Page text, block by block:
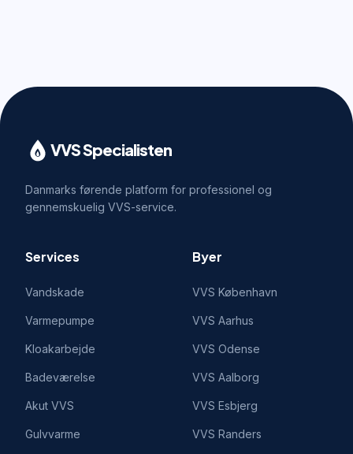
VVS Specialisten
Danmarks førende platform for professionel og
gennemskuelig VVS-service.
Services
Vandskade
Varmepumpe
Kloakarbejde
Badeværelse
Akut VVS
Gulvvarme
Byer
VVS København
VVS Aarhus
VVS Odense
VVS Aalborg
VVS Esbjerg
VVS Randers